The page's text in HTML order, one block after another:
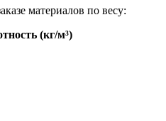
материалов по весу:
(кг/м³)